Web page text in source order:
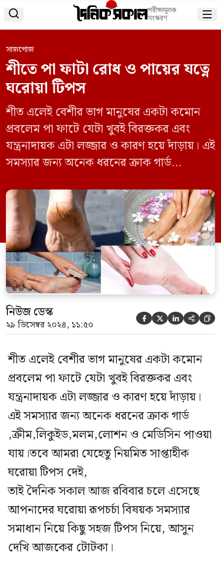
 পরীক্ষামূলক
সংস্করণ 
সাজগোজ
শীতে পা ফাটা রোধ ও পায়ের যত্নে
ঘরোয়া টিপস
শীত এলেই বেশীর ভাগ মানুষের একটা কমোন
প্রবলেম পা ফাটে যেটা খুবই বিরক্তকর এবং
যন্ত্রনাদায়ক এটা লজ্জার ও কারণ হয়ে দাঁড়ায়। এই
সমস্যার জন্য অনেক ধরনের ক্রাক গার্ড
যায়।তবে আমরা যেহেতু নিয়মিত সাপ্তাহীক
ঘরোয়া টিপস দেই, তাই দৈনিক সকাল আজ
রবিবার চলে এসেছে আপনাদের ঘরোয়া রূপচর্চা
বিষয়ক সমস্যার সমাধান নিয়ে কিছু […]
নিউজ ডেস্ক
২৯ ডিসেম্বর ২০২৪, ১১:৫০     
শীত এলেই বেশীর ভাগ মানুষের একটা কমোন
প্রবলেম পা ফাটে যেটা খুবই বিরক্তকর এবং
যন্ত্রনাদায়ক এটা লজ্জার ও কারণ হয়ে দাঁড়ায়।
এই সমস্যার জন্য অনেক ধরনের ক্রাক গার্ড
,ক্রীম,লিকুইড,মলম,লোশন ও মেডিসিন পাওয়া
যায়।তবে আমরা যেহেতু নিয়মিত সাপ্তাহীক
ঘরোয়া টিপস দেই,
তাই দৈনিক সকাল আজ রবিবার চলে এসেছে
আপনাদের ঘরোয়া রূপচর্চা বিষয়ক সমস্যার
সমাধান নিয়ে কিছু সহজ টিপস নিয়ে, আসুন
দেখি আজকের টোটকা।